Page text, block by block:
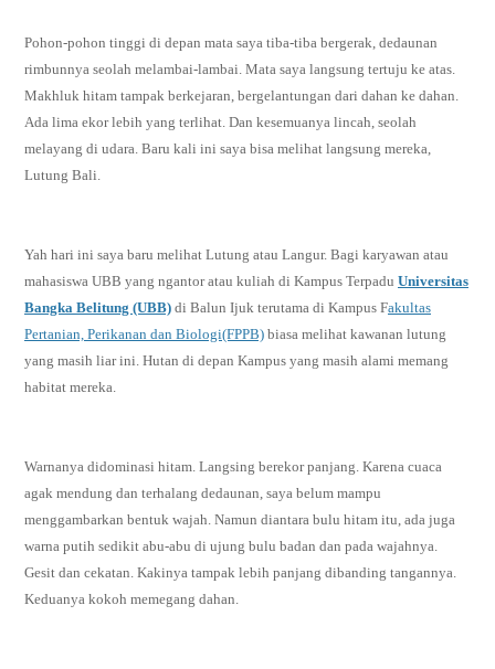
Pohon-pohon tinggi di depan mata saya tiba-tiba bergerak, dedaunan
rimbunnya seolah melambai-lambai. Mata saya langsung tertuju ke atas.
Makhluk hitam tampak berkejaran, bergelantungan dari dahan ke dahan.
Ada lima ekor lebih yang terlihat. Dan kesemuanya lincah, seolah
melayang di udara. Baru kali ini saya bisa melihat langsung mereka,
Lutung Bali.
Yah hari ini saya baru melihat Lutung atau Langur. Bagi karyawan atau
mahasiswa UBB yang ngantor atau kuliah di Kampus Terpadu Universitas
Bangka Belitung (UBB) di Balun Ijuk terutama di Kampus Fakultas
Pertanian, Perikanan dan Biologi(FPPB) biasa melihat kawanan lutung
yang masih liar ini. Hutan di depan Kampus yang masih alami memang
habitat mereka.
Warnanya didominasi hitam. Langsing berekor panjang. Karena cuaca
agak mendung dan terhalang dedaunan, saya belum mampu
menggambarkan bentuk wajah. Namun diantara bulu hitam itu, ada juga
warna putih sedikit abu-abu di ujung bulu badan dan pada wajahnya.
Gesit dan cekatan. Kakinya tampak lebih panjang dibanding tangannya.
Keduanya kokoh memegang dahan.